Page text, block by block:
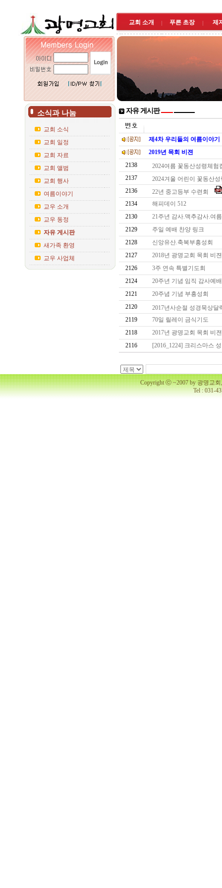
교회 소개 푸른 초장 제
소식과 나눔
교회 소식
교회 일정
교회 자료
교회 앨범
교회 행사
여름이야기
교우 소개
교우 동정
자유 게시판
새가족 환영
교우 사업체
자유 게시판
제4차 우리들의 여름이야기
2019년 목회 비젼
2138
2024여름 꽃동산성령체
2137
2024겨울 어린이 꽃동산
2136
22년 중고등부 수련회
2134
해피데이 512
2130
21주년 감사.맥추감사.여
2129
주일 예배 찬양 링크
2128
신앙유산.축복부흥성회
2127
2018년 광명교회 목회 비
2126
3주 연속 특별기도회
2124
20주년 기념 임직 감사예
2121
20주념 기념 부흥성회
2120
2017년사순절 성경묵상
2119
70일 릴레이 금식기도
2118
2017년 광명교회 목회 비
2116
[2016_1224] 크리스마스
Copyright ⓒ ~2007 by 광명교
Tel : 031-